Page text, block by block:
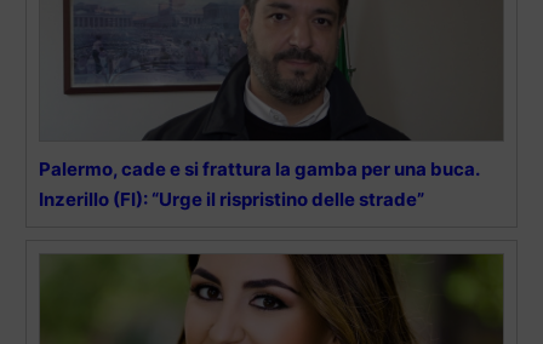
Palermo, cade e si frattura la gamba per una buca.
Inzerillo (FI): “Urge il rispristino delle strade”